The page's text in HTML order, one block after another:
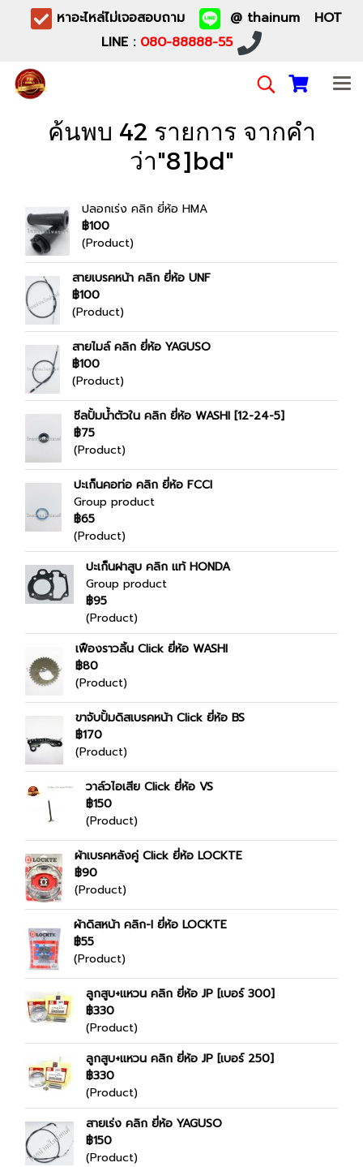
หาอะไหล่ไม่เจอสอบถาม
@ thainum HOT
LINE : 080-88888-55
ค้นพบ 42 รายการ จากคำ
ว่า"8]bd"
ปลอกเร่ง คลิก ยี่ห้อ HMA
฿100
(Product)
สายเบรคหน้า คลิก ยี่ห้อ UNF
฿100
(Product)
สายไมล์ คลิก ยี่ห้อ YAGUSO
฿100
(Product)
ซีลปั้มน้ำตัวใน คลิก ยี่ห้อ WASHI [12-24-5]
฿75
(Product)
ปะเก็นคอท่อ คลิก ยี่ห้อ FCCI
Group product
฿65
(Product)
ปะเก็นฝาสูบ คลิก แท้ HONDA
Group product
฿95
(Product)
เฟืองราวลิ้น Click ยี่ห้อ WASHI
฿80
(Product)
ขาจับปั้มดิสเบรคหน้า Click ยี่ห้อ BS
฿170
(Product)
วาล์วไอเสีย Click ยี่ห้อ VS
฿150
(Product)
ผ้าเบรคหลังคู่ Click ยี่ห้อ LOCKTE
฿90
(Product)
ผ้าดิสหน้า คลิก-I ยี่ห้อ LOCKTE
฿55
(Product)
ลูกสูบ+แหวน คลิก ยี่ห้อ JP [เบอร์ 300]
฿330
(Product)
ลูกสูบ+แหวน คลิก ยี่ห้อ JP [เบอร์ 250]
฿330
(Product)
สายเร่ง คลิก ยี่ห้อ YAGUSO
฿150
(Product)